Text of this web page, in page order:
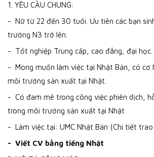
1. YÊU CẦU CHUNG:
- Nữ từ 22 đến 30 tuổi. Ưu tiên các bạn
trường N3 trở lên.
- Tốt nghiệp Trung cấp, cao đẳng, đại học.
- Mong muốn làm việc tại Nhật Bản, có cơ
môi trường sản xuất tại Nhật.
- Có đam mê trong công việc phiên dịch,
trong môi trường sản xuất tại Nhật
- Làm việc tại: UMC Nhật Bản (Chi tiết trao
- Viết CV bằng tiếng Nhật